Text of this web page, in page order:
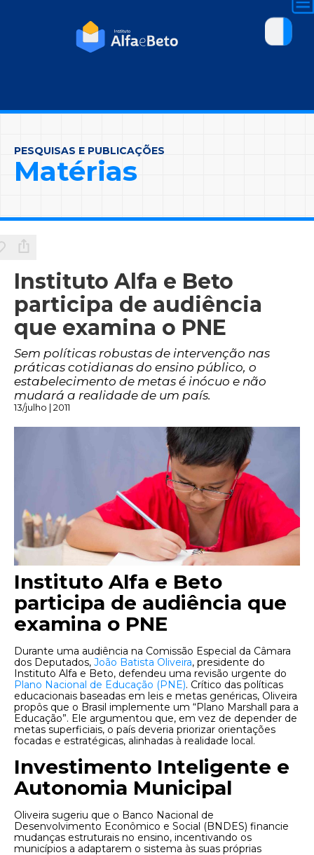
PESQUISAS E PUBLICAÇÕES
Matérias
Instituto Alfa e Beto
participa de audiência
que examina o PNE
Sem políticas robustas de intervenção nas
práticas cotidianas do ensino público, o
estabelecimento de metas é inócuo e não
mudará a realidade de um país.
13/julho | 2011
Instituto Alfa e Beto
participa de audiência que
examina o PNE
Durante uma audiência na Comissão Especial da Câmara
dos Deputados, João Batista Oliveira, presidente do
Instituto Alfa e Beto, defendeu uma revisão urgente do
Plano Nacional de Educação (PNE). Crítico das políticas
educacionais baseadas em leis e metas genéricas, Oliveira
propôs que o Brasil implemente um “Plano Marshall para a
Educação”. Ele argumentou que, em vez de depender de
metas superficiais, o país deveria priorizar orientações
focadas e estratégicas, alinhadas à realidade local.
Investimento Inteligente e
Autonomia Municipal
Oliveira sugeriu que o Banco Nacional de
Desenvolvimento Econômico e Social (BNDES) financie
mudanças estruturais no ensino, incentivando os
municípios a adaptarem o sistema às suas próprias